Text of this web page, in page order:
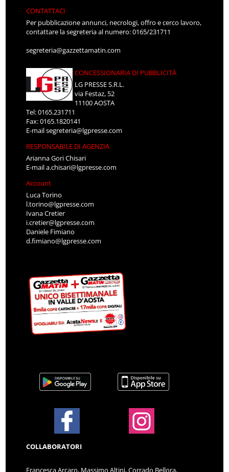
CONTATTACI
Per pubblicazione annunci, necrologi, offro e cerco lavoro,
contattare la segreteria al numero: 0165/231711
segreteria@gazzettamatin.com
CONCESSIONARIA DI PUBBLICITÀ
LG PRESSE S.R.L.
via Festaz, 52
11100 AOSTA
Tel: 0165.231711
Fax: 0165.1820141
E-mailsegreteria@lgpresse.com
RESPONSABILE DI AGENZIA
Arianna Gori Chisari
E-maila.chisari@lgpresse.com
Account
Luca Torino
l.torino@lgpresse.com
Ivana Cretier
i.cretier@lgpresse.com
Daniele Fimiano
d.fimiano@lgpresse.com
COLLABORATORI
Francesca Arcaro, Massimo Altini, Corrado Bellora,